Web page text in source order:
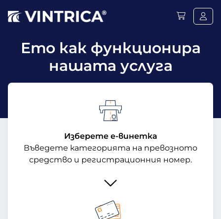
Ето как функционира
нашата услуга
Изберете е-винетка
Въведете категорията на превозното
средство и регистрационния номер.